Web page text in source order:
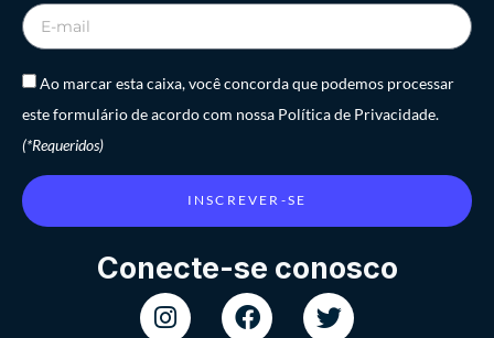
Ao marcar esta caixa, você concorda que podemos processar
este formulário de acordo com nossa Política de Privacidade.
(*Requeridos)
INSCREVER-SE
Conecte-se conosco